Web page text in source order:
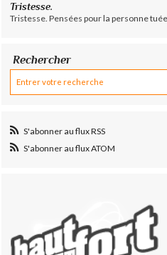
Tristesse.
Tristesse. Pensées pour la personne
Rechercher
S'abonner au flux RSS
S'abonner au flux ATOM